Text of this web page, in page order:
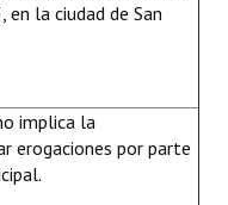
la ciudad de San
implica la
erogaciones por parte